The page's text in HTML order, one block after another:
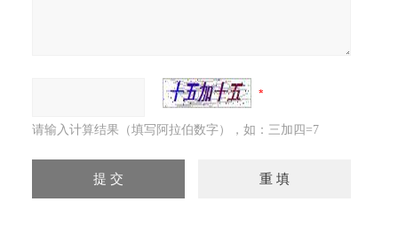
请输入计算结果（填写阿拉伯数字），如：三加四=7